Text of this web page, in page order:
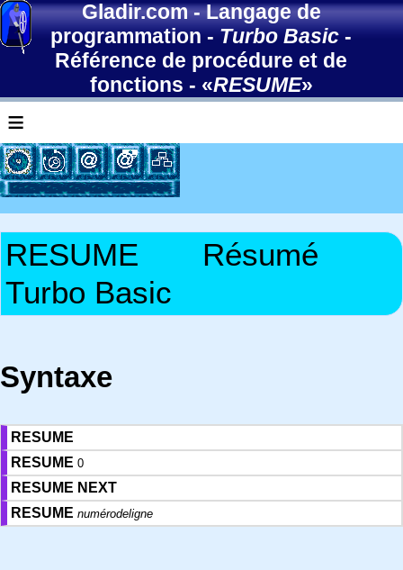
Gladir.com-Langage de
programmation-Turbo Basic-
Référence de procédure et de
fonctions - «RESUME»
≡
RESUME
Résumé
Turbo Basic
Syntaxe
RESUME
RESUME 0
RESUME NEXT
RESUME numérodeligne